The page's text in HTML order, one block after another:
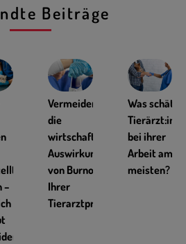
Beiträge
–
ein
Vermeiden Sie
die
wirtschaftlichen
Auswirkungen
von Burnout in
Ihrer
Tierarztpraxis
Was
bei ihrer
Arbeit am
meisten?